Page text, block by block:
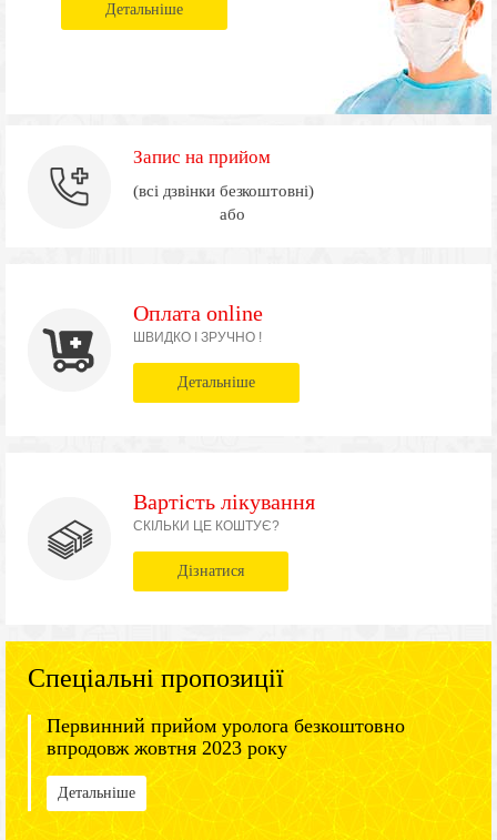
Детальніше
Запис на прийом
(всі дзвінки безкоштовні)
або
Оплата online
ШВИДКО І ЗРУЧНО !
Детальніше
Вартість лікування
СКІЛЬКИ ЦЕ КОШТУЄ?
Дізнатися
Спеціальні пропозиції
Первинний прийом уролога безкоштовно
впродовж жовтня 2023 року
Детальніше